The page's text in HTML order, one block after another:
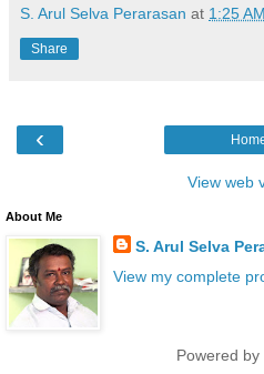
S. Arul Selva Perarasan at 1:25 AM
Share
‹
View web
About Me
S. Arul Selva
View my complete
Powered by